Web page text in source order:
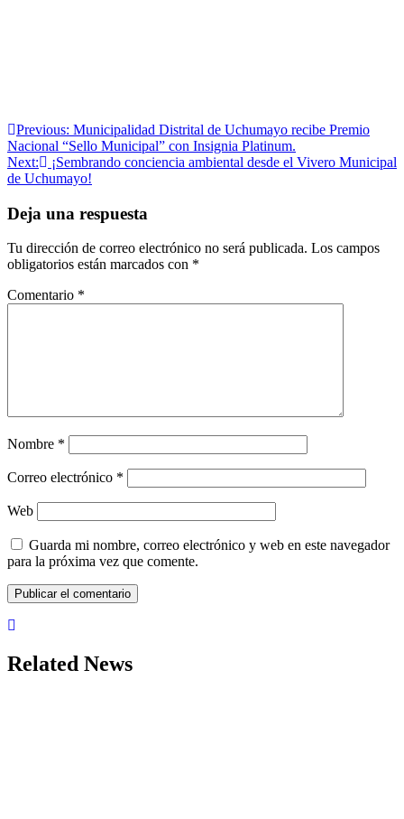
Navegación
de
entradas
Previous: Municipalidad Distrital de Uchumayo recibe Premio
Nacional “Sello Municipal” con Insignia Platinum.
Next:
¡Sembrando conciencia ambiental desde el Vivero Municipal
de Uchumayo!
Deja una respuesta
Tu dirección de correo electrónico no será publicada. Los campos
obligatorios están marcados con *
Comentario *
Nombre *
Correo electrónico *
Web
Guarda mi nombre, correo electrónico y web en este navegador
para la próxima vez que comente.
Related News